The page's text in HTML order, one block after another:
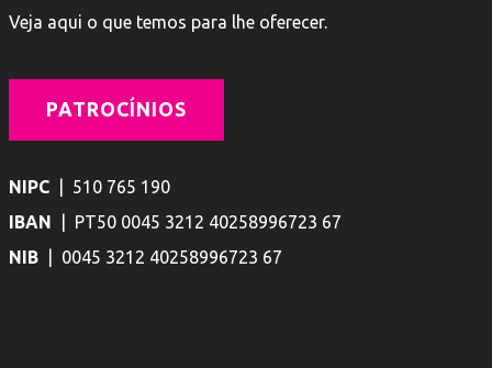
Veja aqui o que temos para lhe oferecer.
PATROCÍNIOS
NIPC | 510 765 190
IBAN | PT50 0045 3212 40258996723 67
NIB
| 0045 3212 40258996723 67